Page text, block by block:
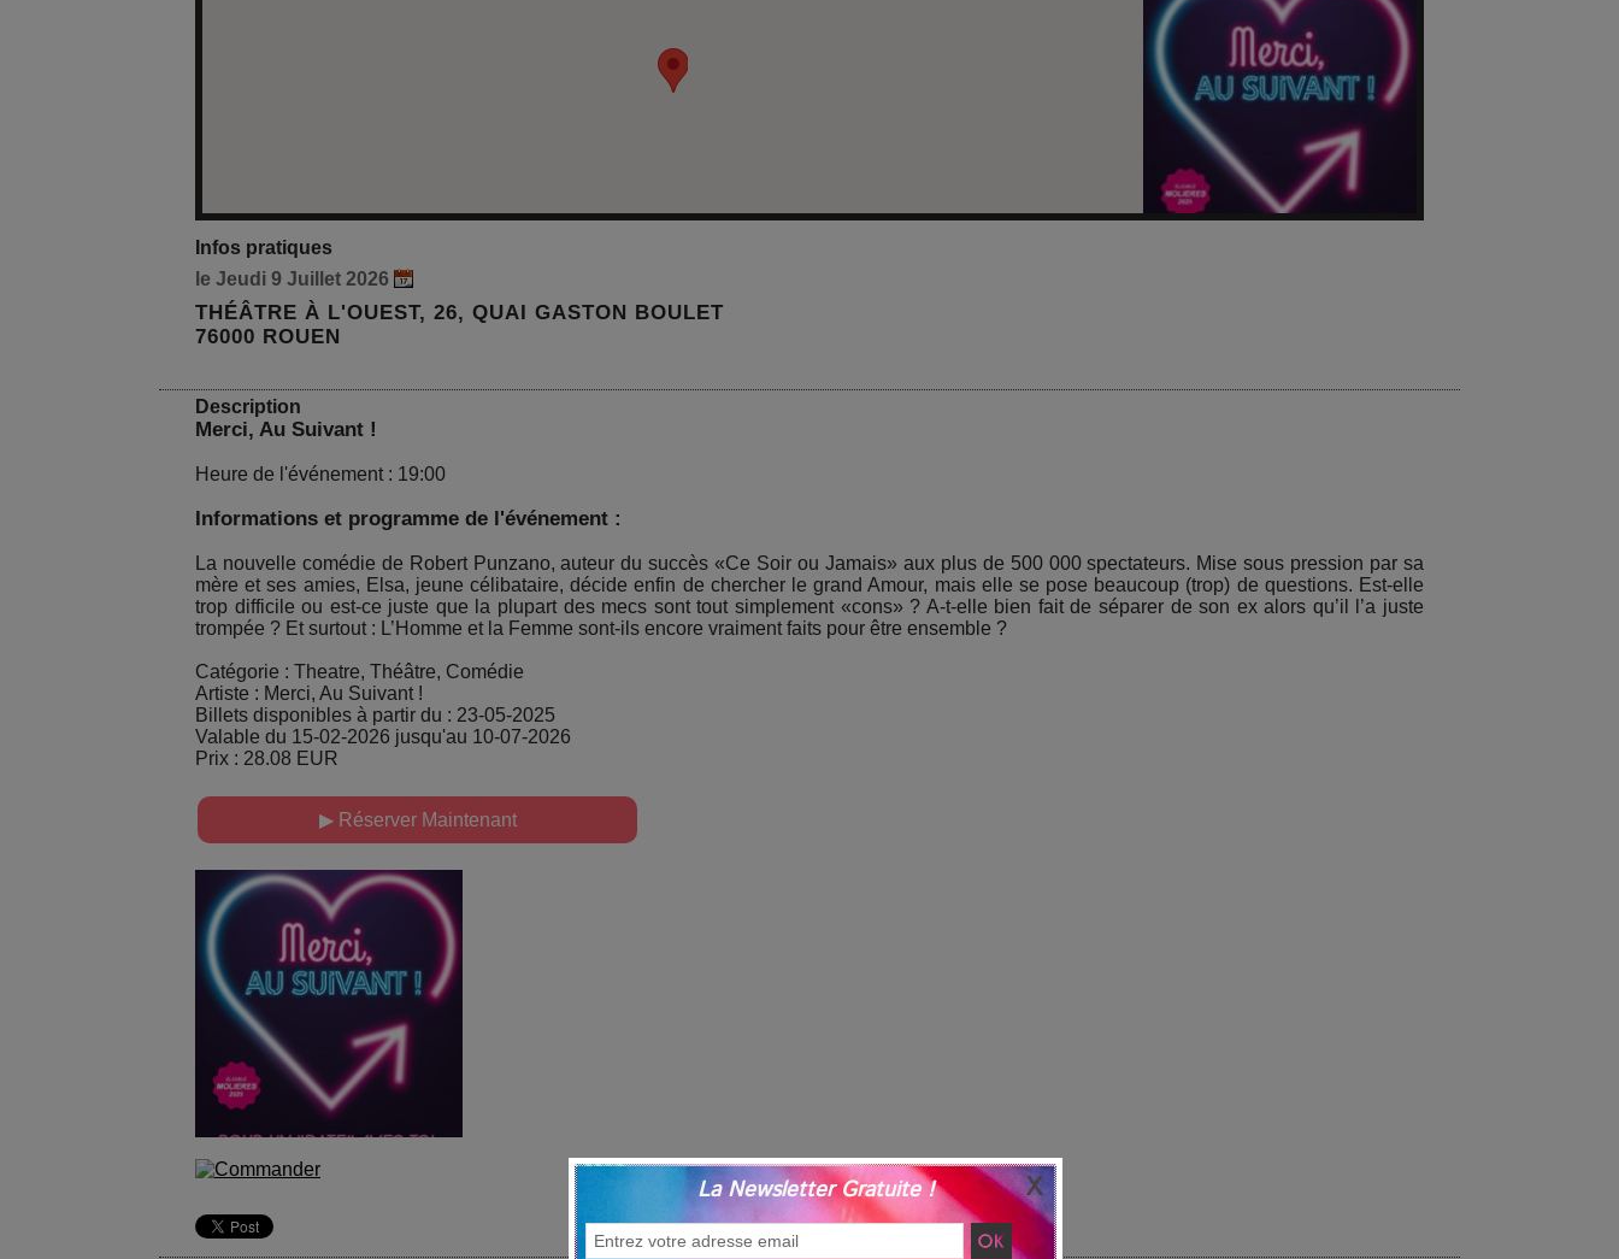
Infos pratiques
le Jeudi 9 Juillet 2026
THÉÂTRE À L'OUEST, 26, QUAI GASTON BOULET
76000 ROUEN
Description
Merci, Au Suivant !
Heure de l'événement : 19:00
Informations et programme de l'événement :
La nouvelle comédie de Robert Punzano, auteur du succès «Ce Soir ou Jamais» aux plus de 500 000 spectateurs. Mise sous pression par sa
mère et ses amies, Elsa, jeune célibataire, décide enfin de chercher le grand Amour, mais elle se pose beaucoup (trop) de questions. Est-elle
trop difficile ou est-ce juste que la plupart des mecs sont tout simplement «cons» ? A-t-elle bien fait de séparer de son ex alors qu’il l’a juste
trompée ? Et surtout : L’Homme et la Femme sont-ils encore vraiment faits pour être ensemble ?
Catégorie : Theatre, Théâtre, Comédie
Artiste : Merci, Au Suivant !
Billets disponibles à partir du : 23-05-2025
Valable du 15-02-2026 jusqu'au 10-07-2026
Prix : 28.08 EUR
▶ Réserver Maintenant
La Newsletter Gratuite !